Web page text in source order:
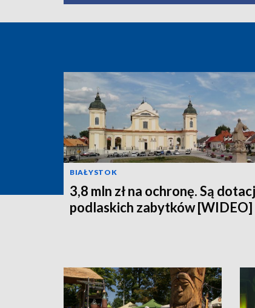
BIAŁYSTOK
3,8 mln zł na ochronę. Są
podlaskich zabytków [WIDEO]